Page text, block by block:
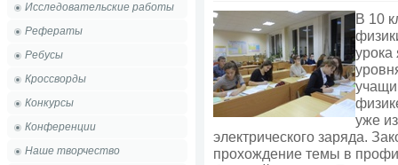
Исследовательские работы
Рефераты
Ребусы
Кроссворды
Конкурсы
Конференции
Наше творчество
В 10
урока
уже
электрического заряда.
прохождение темы в